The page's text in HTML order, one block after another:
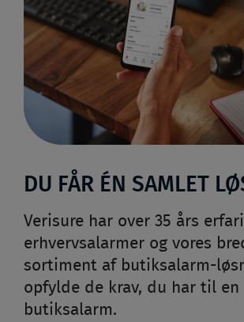
DU FÅR ÉN SAMLET
Verisure har over 35 års
erhvervsalarmer og vores
sortiment af butiksalarm-
opfylde de krav, du har til en
butiksalarm.